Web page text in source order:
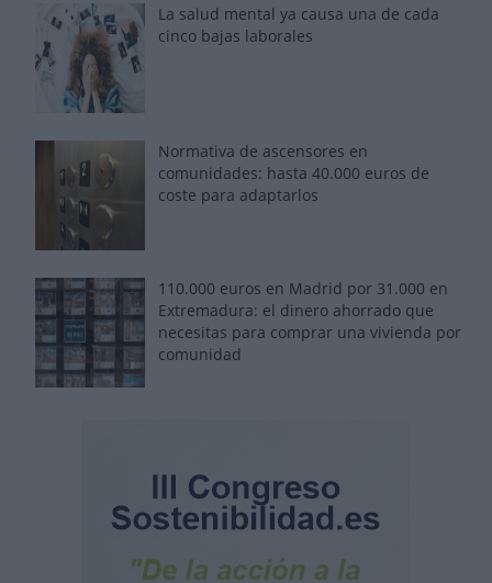
La salud mental ya causa una de cada
cinco bajas laborales
Normativa de ascensores en
comunidades: hasta 40.000 euros de
coste para adaptarlos
110.000 euros en Madrid por 31.000 en
Extremadura: el dinero ahorrado que
necesitas para comprar una vivienda por
comunidad